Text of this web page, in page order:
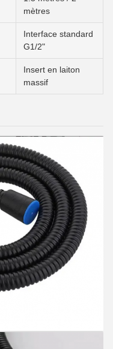
mètres
Interface standard
G1/2"
Insert en laiton
massif